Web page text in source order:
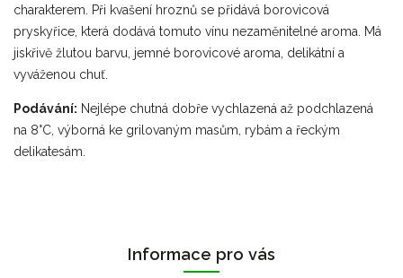
charakterem. Při kvašení hroznů se přidává borovicová
pryskyřice, která dodává tomuto vínu nezaměnitelné aroma. Má
jiskřivě žlutou barvu, jemné borovicové aroma, delikátní a
vyváženou chuť.
Podávání: Nejlépe chutná dobře vychlazená až podchlazená
na 8°C, výborná ke grilovaným masům, rybám a řeckým
delikatesám.
Informace pro vás